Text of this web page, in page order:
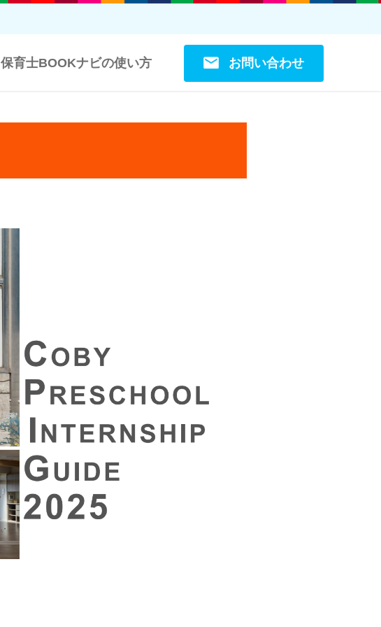
保育士BOOKナビの使い方 お問い合わせ